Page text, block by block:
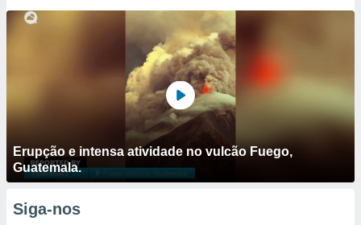
Erupção e intensa atividade no vulcão Fuego,
Guatemala.
Siga-nos